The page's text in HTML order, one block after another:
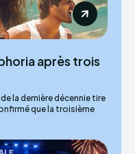
après trois
la dernière décennie tire
que la troisième